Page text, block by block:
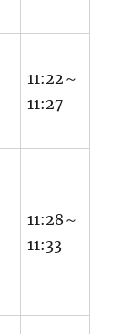
11:22～
11:27
11:28～
11:33